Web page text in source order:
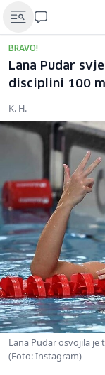
BRAVO!
Lana Pudar
disciplini 100
K. H.
Lana Pudar osvojila
(Foto: Instagram)